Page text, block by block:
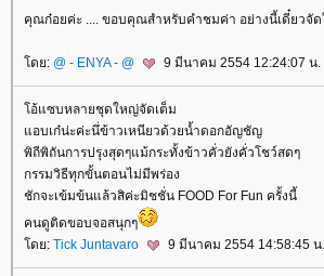
คุณก๋อยค่ะ .... ขอบคุณสำหรับคำชมค่า อย่างนี้เดี๋ยวจั
ดย: @ - ENYA - @ 9 มีนาคม 2554 12:24:07 น.
อ้แซบหลายชุดใหญ่จัดเต็ม
อบเก๋น่ะค่ะนึ่ข้าวเหนียวด้วยน้ำดอกอัญชัญ
พิถีพิถันการปรุงสุดๆแม้กระทั้งข้าวคั่วยังคั่วโชว์สดๆ
กรรมวิธีทุกขั้นตอนไม่มีพร่อง
ชักจะเข้มข้นแล้วสิค่ะมิชชั่น FOOD For Fun ครั้งนี้
คนดูติดขอบจอสนุกๆ
ดย: Tick Juntavaro 9 มีนาคม 2554 14:58:45 น.